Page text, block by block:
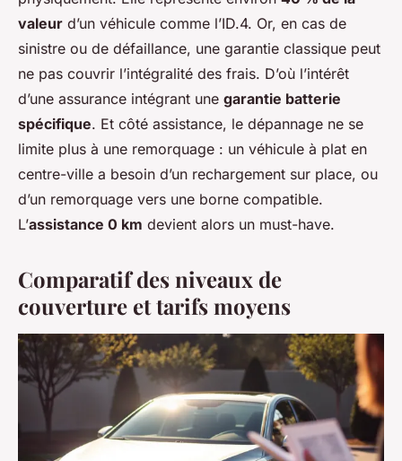
valeur d’un véhicule comme l’ID.4. Or, en cas de
sinistre ou de défaillance, une garantie classique peut
ne pas couvrir l’intégralité des frais. D’où l’intérêt
d’une assurance intégrant une garantie batterie
spécifique. Et côté assistance, le dépannage ne se
limite plus à une remorquage : un véhicule à plat en
centre-ville a besoin d’un rechargement sur place, ou
d’un remorquage vers une borne compatible.
L’assistance 0 km devient alors un must-have.
Comparatif des niveaux de
couverture et tarifs moyens